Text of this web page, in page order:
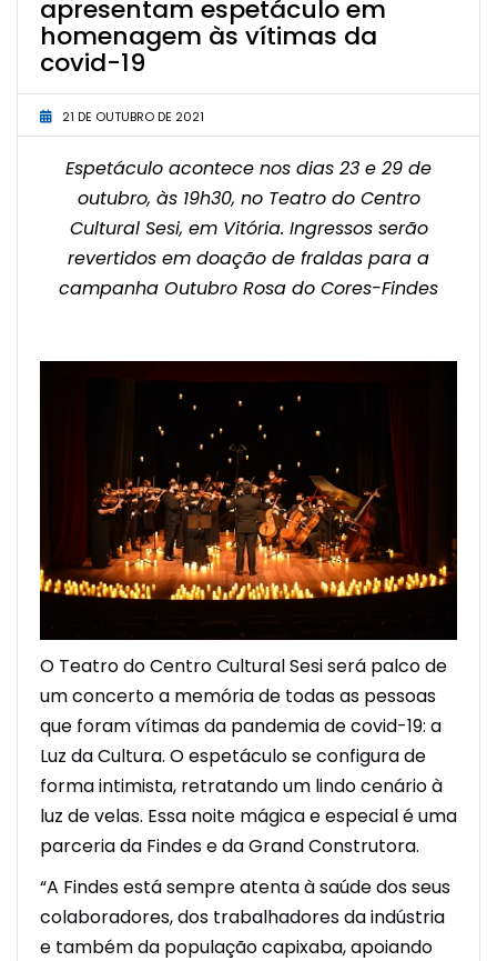
apresentam espetáculo em
homenagem às vítimas da
covid-19
21 DE OUTUBRO DE 2021
Espetáculo acontece nos dias 23 e 29 de
outubro, às 19h30, no Teatro do Centro
Cultural Sesi, em Vitória. Ingressos serão
revertidos em doação de fraldas para a
campanha Outubro Rosa do Cores-Findes
O Teatro do Centro Cultural Sesi será palco de
um concerto a memória de todas as pessoas
que foram vítimas da pandemia de covid-19: a
Luz da Cultura. O espetáculo se configura de
forma intimista, retratando um lindo cenário à
luz de velas. Essa noite mágica e especial é uma
parceria da Findes e da Grand Construtora.
“A Findes está sempre atenta à saúde dos seus
colaboradores, dos trabalhadores da indústria
e também da população capixaba, apoiando